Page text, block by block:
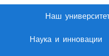
Наш
Наука и инновации